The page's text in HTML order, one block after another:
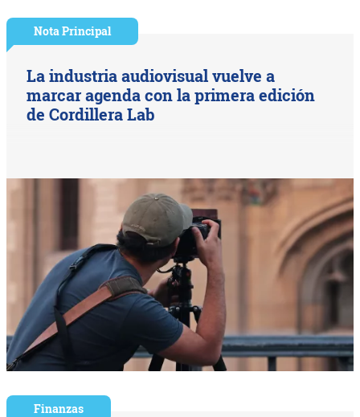
Nota Principal
La industria audiovisual vuelve a
marcar agenda con la primera edición
de Cordillera Lab
Finanzas